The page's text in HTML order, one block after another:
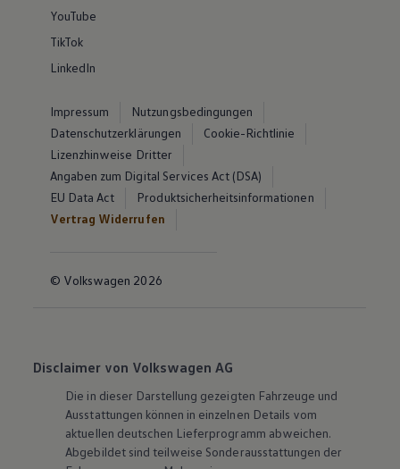
YouTube
TikTok
LinkedIn
Impressum
Nutzungsbedingungen
Datenschutzerklärungen
Cookie-Richtlinie
Lizenzhinweise Dritter
Angaben zum Digital Services Act (DSA)
EU Data Act
Produktsicherheitsinformationen
Vertrag Widerrufen
© Volkswagen 2026
Disclaimer von Volkswagen AG
Die in dieser Darstellung gezeigten Fahrzeuge und
Ausstattungen können in einzelnen Details vom
aktuellen deutschen Lieferprogramm abweichen.
Abgebildet sind teilweise Sonderausstattungen der